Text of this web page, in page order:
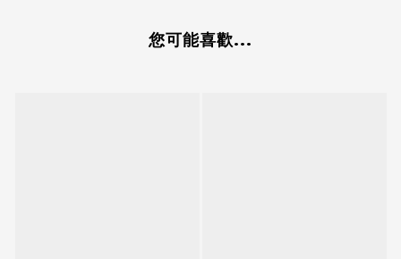
您可能喜歡...